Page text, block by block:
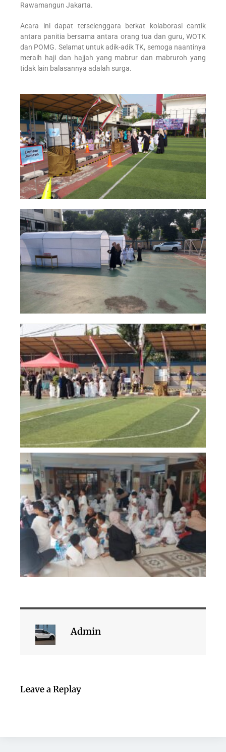
Rawamangun Jakarta.
Acara ini dapat terselenggara berkat kolaborasi cantik
antara panitia bersama antara orang tua dan guru, WOTK
dan POMG. Selamat untuk adik-adik TK, semoga naantinya
meraih haji dan hajjah yang mabrur dan mabruroh yang
tidak lain balasannya adalah surga.
Admin
Leave a Replay